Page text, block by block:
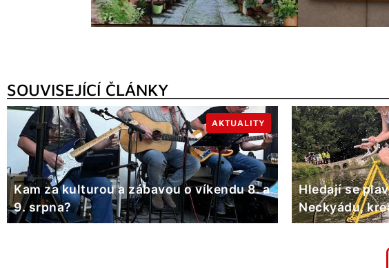
SOUVISEJÍCÍ ČLÁNKY
Kam za kulturou a zábavou o víkendu 8. a
9. srpna?
AKTUALITY
Hledají se
Neckyádu,